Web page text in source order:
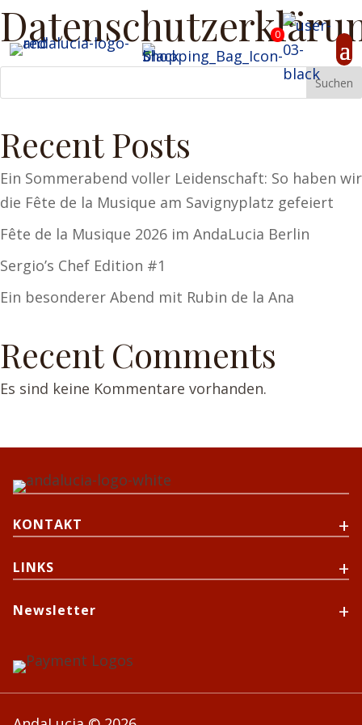
0
Suchen
Recent Posts
Ein Sommerabend voller Leidenschaft: So haben wir
die Fête de la Musique am Savignyplatz gefeiert
Fête de la Musique 2026 im AndaLucia Berlin
Sergio’s Chef Edition #1
Ein besonderer Abend mit Rubin de la Ana
Recent Comments
Es sind keine Kommentare vorhanden.
KONTAKT
LINKS
Newsletter